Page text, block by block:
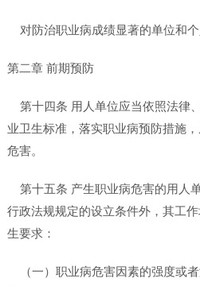
对防治职业病成绩显著的单位和个
第二章 前期预防
第十四条 用人单位应当依照法律
业卫生标准，落实职业病预防措施
危害。
第十五条 产生职业病危害的用人
行政法规规定的设立条件外，其工
生要求：
（一）职业病危害因素的强度或